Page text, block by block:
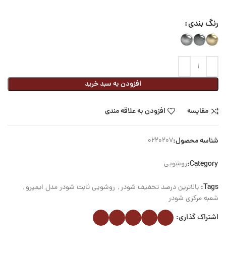
رنگ بندی
افزودن به سبد خرید
مقایسه افزودن به علاقه مندی
شناسه محصول:0220207
Category: روشویی
Tags: بالاترین درصد تخفیف شودر, روشویی ثابت شودر مدل ایمپرو,
شعبه مرکزی شودر
اشتراک گذاری: